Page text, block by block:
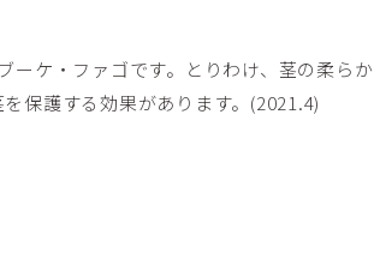
ーケ・ファゴです。とりわけ、茎の柔ら
保護する効果があります。(2021.4)